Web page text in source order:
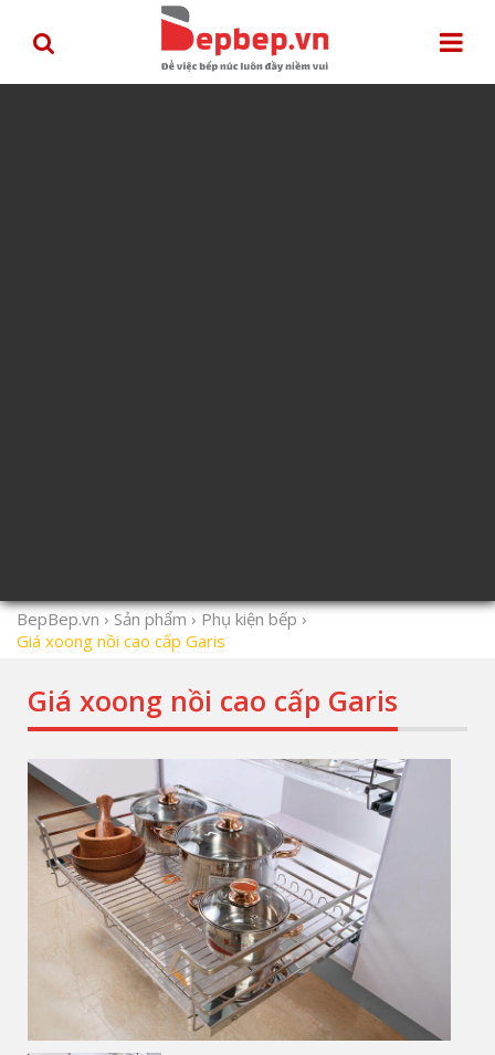
BepBep.vn › Sản phẩm › Phụ kiện bếp ›
Giá xoong nồi cao cấp Garis
Giá xoong nồi cao cấp Garis